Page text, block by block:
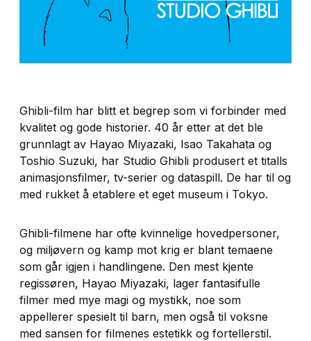
Ghibli-film har blitt et begrep som vi forbinder med
kvalitet og gode historier. 40 år etter at det ble
grunnlagt av Hayao Miyazaki, Isao Takahata og
Toshio Suzuki, har Studio Ghibli produsert et titalls
animasjonsfilmer, tv-serier og dataspill. De har til og
med rukket å etablere et eget museum i Tokyo.
Ghibli-filmene har ofte kvinnelige hovedpersoner,
og miljøvern og kamp mot krig er blant temaene
som går igjen i handlingene. Den mest kjente
regissøren, Hayao Miyazaki, lager fantasifulle
filmer med mye magi og mystikk, noe som
appellerer spesielt til barn, men også til voksne
med sansen for filmenes estetikk og fortellerstil.